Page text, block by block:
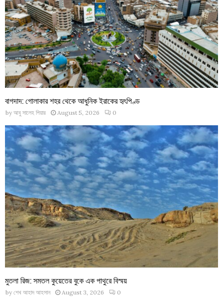
বাগদাদ: গোলাকার শহর থেকে আধুনিক ইরাকের হৃৎপিণ্ড
by আবু সালেহ পিয়ার August 5, 2026 0
মুতলা রিজ: সমতল কুয়েতের বুকে এক পাথুরে বিস্ময়
by শেখ আহাদ আহসান August 3, 2026 0